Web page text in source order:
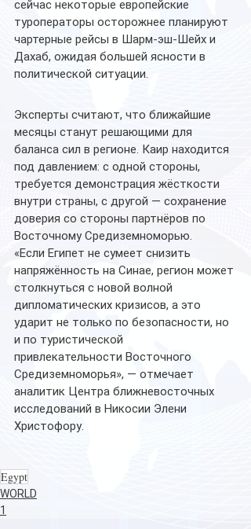
сейчас некоторые европейские
туроператоры осторожнее планируют
чартерные рейсы в Шарм-эш-Шейх и
Дахаб, ожидая большей ясности в
политической ситуации.
Эксперты считают, что ближайшие
месяцы станут решающими для
баланса сил в регионе. Каир находится
под давлением: с одной стороны,
требуется демонстрация жёсткости
внутри страны, с другой — сохранение
доверия со стороны партнёров по
Восточному Средиземноморью.
«Если Египет не сумеет снизить
напряжённость на Синае, регион может
столкнуться с новой волной
дипломатических кризисов, а это
ударит не только по безопасности, но
и по туристической
привлекательности Восточного
Средиземноморья», — отмечает
аналитик Центра ближневосточных
исследований в Никосии Элени
Христофору.
Egypt
WORLD
1